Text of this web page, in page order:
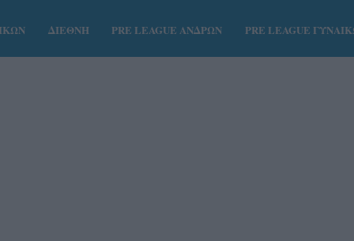
ΔΙΕΘΝΗ PRE LEAGUE ΑΝΔΡΩΝ PRE LEAGUE